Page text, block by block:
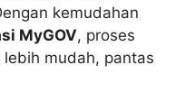
kemudahan
MyGOV, proses
mudah, pantas